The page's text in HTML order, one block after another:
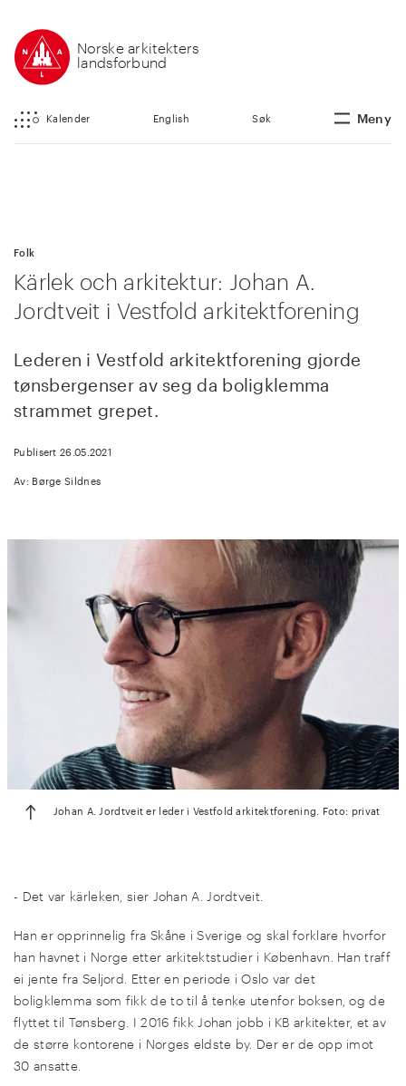
Norske arkitekters
landsforbund
Kalender English Søk Meny
Folk
Kärlek och arkitektur: Johan A.
Jordtveit i Vestfold arkitektforening
Lederen i Vestfold arkitektforening gjorde
tønsbergenser av seg da boligklemma
strammet grepet.
Publisert 26.05.2021
Av: Børge Sildnes
Johan A. Jordtveit er leder i Vestfold arkitektforening. Foto: privat
- Det var kärleken, sier Johan A. Jordtveit.
Han er opprinnelig fra Skåne i Sverige og skal forklare hvorfor
han havnet i Norge etter arkitektstudier i København. Han traff
ei jente fra Seljord. Etter en periode i Oslo var det
boligklemma som fikk de to til å tenke utenfor boksen, og de
flyttet til Tønsberg. I 2016 fikk Johan jobb i KB arkitekter, et av
de større kontorene i Norges eldste by. Der er de opp imot
30 ansatte.